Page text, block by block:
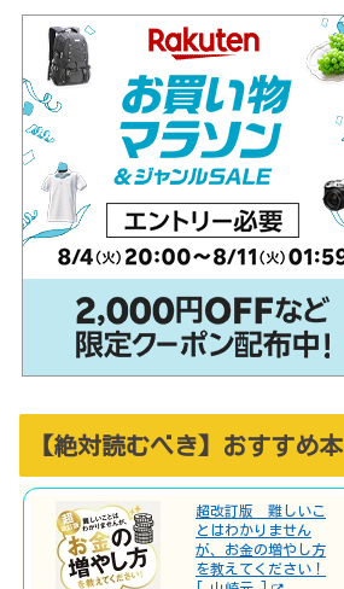
【絶対読むべき】おすすめ本
超改訂版 難しいこ
とはわかりません
が、お金の増やし方
を教えてください！